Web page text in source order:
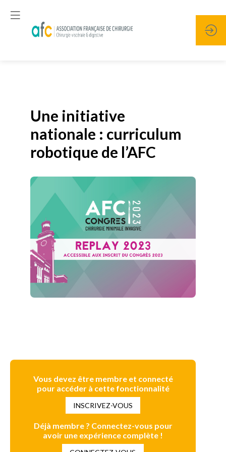
Une initiative
nationale : curriculum
robotique de l’AFC
Vous devez être membre et connecté
pour accéder à cette fonctionnalité
INSCRIVEZ-VOUS
Déjà membre ? Connectez-vous pour
avoir une expérience complète !